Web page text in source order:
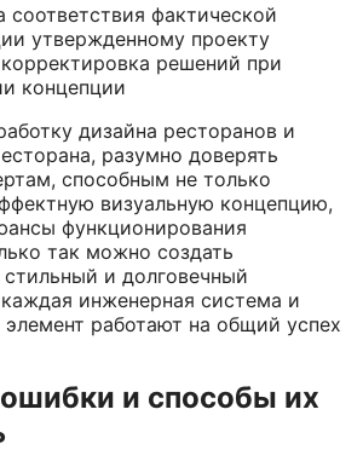
соответствия фактической
утвержденному проекту
решений при
концепции
дизайна ресторанов и
разумно доверять
способным не только
визуальную концепцию,
функционирования
так можно создать
и долговечный
каждая инженерная система и
работают на общий успех
и способы их